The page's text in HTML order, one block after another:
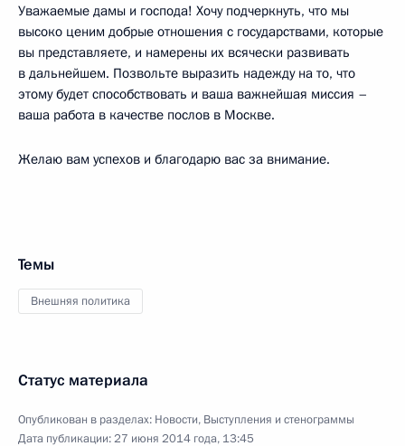
Уважаемые дамы и господа! Хочу подчеркнуть, что мы
высоко ценим добрые отношения с государствами, которые
вы представляете, и намерены их всячески развивать
в дальнейшем. Позвольте выразить надежду на то, что
этому будет способствовать и ваша важнейшая миссия –
ваша работа в качестве послов в Москве.
Желаю вам успехов и благодарю вас за внимание.
Темы
Внешняя политика
Статус материала
Опубликован в разделах: Новости, Выступления и стенограммы
Дата публикации:27 июня 2014 года, 13:45